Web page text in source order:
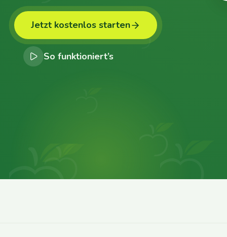
Jetzt kostenlos starten
So funktioniert’s